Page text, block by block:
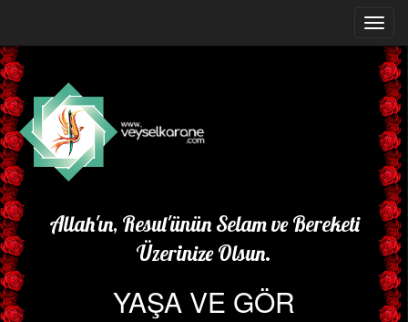
Allah'ın, Resul'ünün Selam ve Bereketi
Üzerinize Olsun.
YAŞA VE GÖR